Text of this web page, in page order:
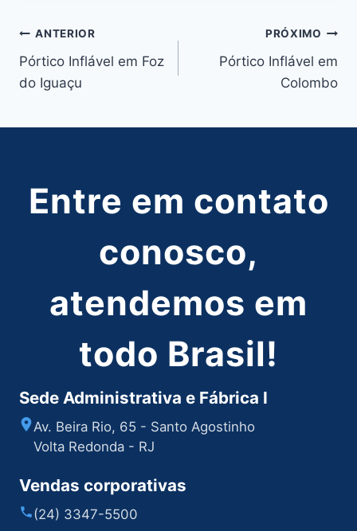
Navegação
de
ANTERIOR
Pórtico Inflável em Foz
do Iguaçu
PRÓXIMO
Pórtico Inflável em
Colombo
Entre em contato
conosco,
atendemos em
todo Brasil!
Sede Administrativa e Fábrica I
Av. Beira Rio, 65 - Santo Agostinho
Volta Redonda - RJ
Vendas corporativas
(24) 3347-5500